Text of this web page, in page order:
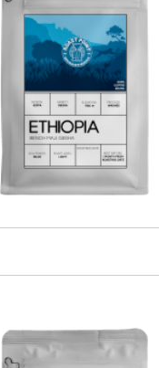
15.00€